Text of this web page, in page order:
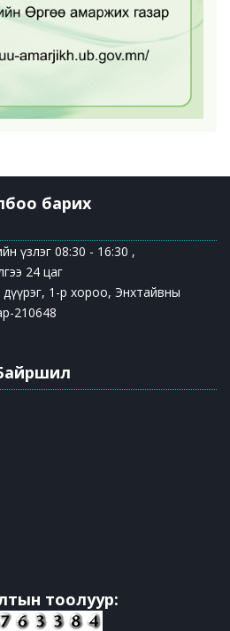
барих
үзлэг 08:30 - 16:30 ,
24 цаг
1-р хороо, Энхтайвны
210648
тоолуур: